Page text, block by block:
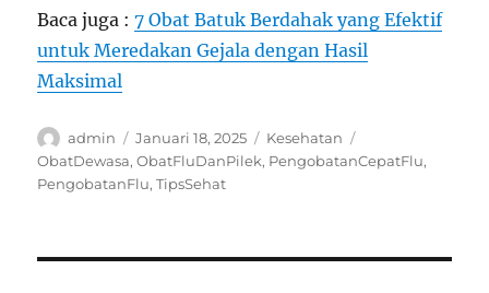
Baca juga :7 Obat Batuk Berdahak yang Efektif
untuk Meredakan Gejala dengan Hasil
Maksimal
Author
admin
Posted
on
Januari 18, 2025 Categories
Kesehatan
ObatDewasa,ObatFluDanPilek, PengobatanCepatFlu,
PengobatanFlu,TipsSehat